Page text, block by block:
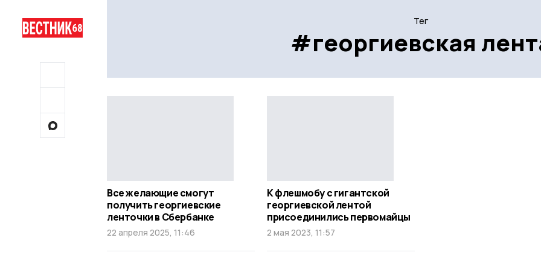
Тег
#георгиевская
Все желающие смогут
получить георгиевские
ленточки в Сбербанке
22 апреля 2025, 11:46
К флешмобу с гигантской
георгиевской лентой
присоединились первомайцы
2 мая 2023, 11:57